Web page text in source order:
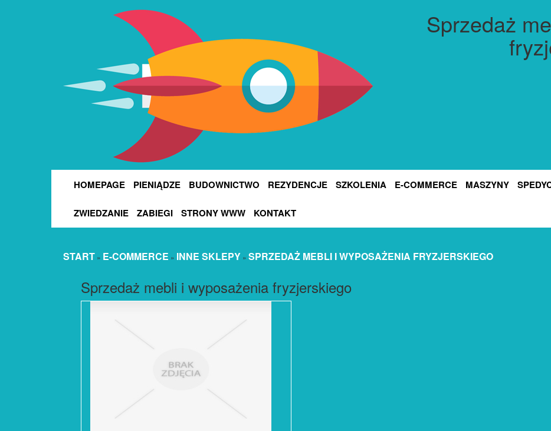
Sprzedaż
HOMEPAGE PIENIĄDZE BUDOWNICTWO REZYDENCJE SZKOLENIA E-COMMERCE MASZYNY
ZWIEDZANIE ZABIEGI STRONY WWW KONTAKT
START » E-COMMERCE » INNE SKLEPY » SPRZEDAŻ MEBLI I WYPOSAŻENIA FRYZJERSKIEGO
Sprzedaż mebli i wyposażenia fryzjerskiego